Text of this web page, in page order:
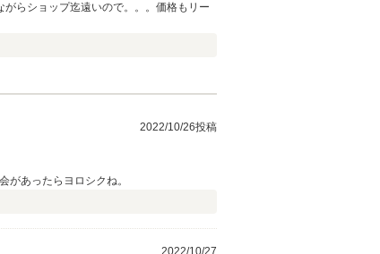
らショップ迄遠いので。。。価格もリー
2022/10/26投稿
があったらヨロシクね。
2022/10/27